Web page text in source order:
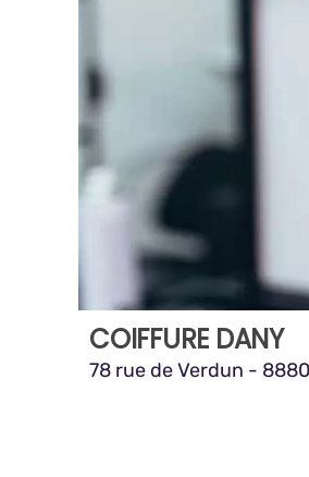
COIFFURE DANY
78 rue de Verdun -